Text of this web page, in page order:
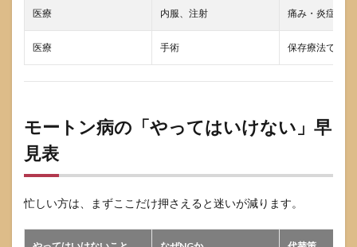
医療 内服、注射 痛み・炎症の調
医療 手術 保存療法で不
モートン病の「やってはいけない」早
見表
忙しい方は、まずここだけ押さえると迷いが減ります。